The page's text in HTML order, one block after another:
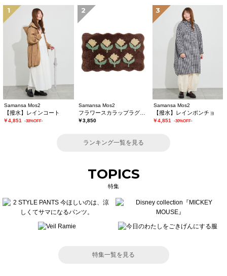
1
Samansa Mos2
【撥水】レインコート
￥4,851 -30%OFF-
2
Samansa Mos2
￥3,850
3
Samansa Mos2
【撥水】レインポンチョ
￥4,851 -30%OFF-
ランキング一覧を見る
TOPICS
特集
特集一覧を見る